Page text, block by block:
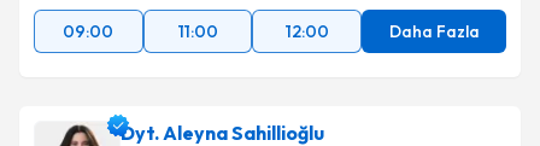
09:00
11:00 12:00 Daha Fazla
Dyt. Aleyna Sahillioğlu